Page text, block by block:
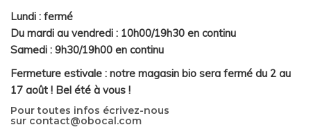
Lundi : fermé
Du mardi au vendredi : 10h00/19h30 en continu
Samedi : 9h30/19h00 en continu
Fermeture estivale : notre magasin bio sera fermé du 2 au
17 août ! Bel été à vous !
Pour toutes infos écrivez-nous
sur contact@obocal.com